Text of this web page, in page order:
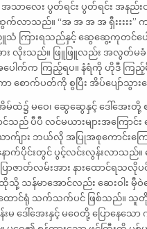
အသာလေး ပွတ်ရင်း ပွတ်ရင်း အ
က်လာသည်။ “အ အ အ အ ရှီးးးးး”
ြားရသည်နှင့် ဆွေဆွေ့ကုတင်ပေါ်
ား လိုးသည်။ ဖြူဖြူလည်း အလွတ်မခံ
ေါက်က ကြည့်ရပ။ နံရံကို ဟိုဒီ ကြည့်
စောက်ပတ်ကို စွပြီး အိပ်ပျော်သွာ
င့် အိမ်ထဲ၌ မဝေ၊ ဆွေဆွေနှင့် ဒေါ်အ
ည် ပီပီ လင်မယားများအကြောင်
ာက်ျား ဘယ်လို အပြုအစုကောင်းကြ
ောက်ပိုင်းတွင် ပွင့်လင်းလွန်းလာ
ဇာတ်လမ်းအား နားထောင်ရသလိုပ
သန်မာအောင်လည်း ဆေးဝါး မှီဝဲက
ာင်ရုံ သက်သက်ပင် ဖြစ်သည်။ သူတို့၏
ဒေါ်အေးနှင့် မဝေတို့ ပြောနေသ